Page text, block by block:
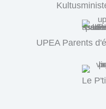
UPEA Parents
Le